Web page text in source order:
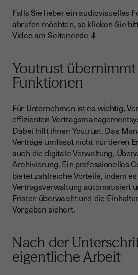
Vertragsmanagement
Falls Sie lieber ein audiovisuelles
abrufen möchten, so klicken Sie
Video am Seitenende ⬇
Youtrust
Funktionen
Für Unternehmen ist es wichtig,
effizienten
Dabei hilft ihnen Youtrust. Das
Verträge umfasst nicht nur deren
auch die digitale Verwaltung,
Archivierung. Ein professionelles
bietet zahlreiche Vorteile, indem
Vertragsverwaltung automatisiert
Fristen überwacht und die
Vorgaben sichert.
Nach der
eigentliche Arbeit